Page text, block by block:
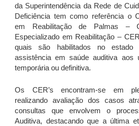
da Superintendência da Rede de
Deficiência tem como referência o
em Reabilitação de Palmas –
Especializado em Reabilitação –
quais são habilitados no estado
assistência em saúde auditiva aos
temporária ou definitiva.
Os CER’s encontram-se em
realizando avaliação dos casos
consultas que envolvem o
Auditiva, destacando que a última